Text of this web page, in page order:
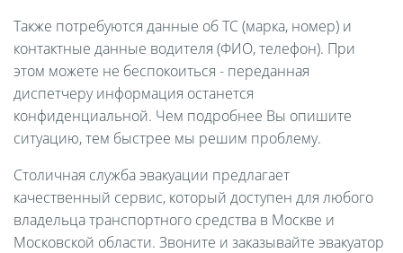
Также потребуются данные об ТС (марка, номер) и
контактные данные водителя (ФИО, телефон). При
этом можете не беспокоиться - переданная
диспетчеру информация останется
конфиденциальной. Чем подробнее Вы опишите
ситуацию, тем быстрее мы решим проблему.
Столичная служба эвакуации предлагает
качественный сервис, который доступен для любого
владельца транспортного средства в Москве и
Московской области. Звоните и заказывайте эвакуатор